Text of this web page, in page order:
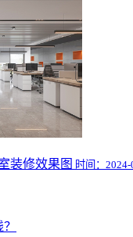
装修效果图 时间：2024-